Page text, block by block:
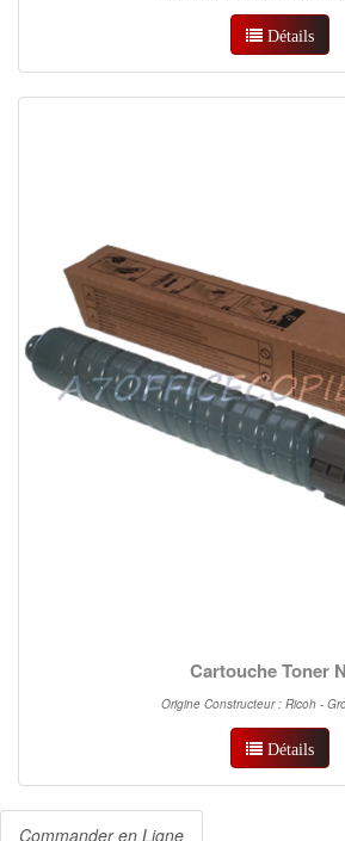
Détails
Cartouche Toner
Origine Constructeur : Ricoh -
Détails
Commander en Ligne